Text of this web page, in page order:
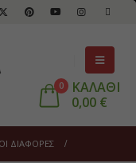
0
ΚΑΛΑΘΙ
0,00 €
ΔΙΑΦΟΡΈΣ